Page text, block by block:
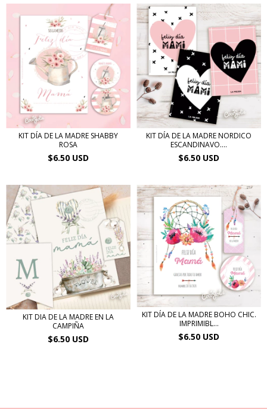
KIT DÍA DE LA MADRE SHABBY
ROSA
$6.50 USD
KIT DÍA DE LA MADRE NORDICO
ESCANDINAVO....
$6.50 USD
KIT DIA DE LA MADRE EN LA
CAMPIÑA
$6.50 USD
KIT DÍA DE LA MADRE BOHO CHIC.
IMPRIMIBL...
$6.50 USD